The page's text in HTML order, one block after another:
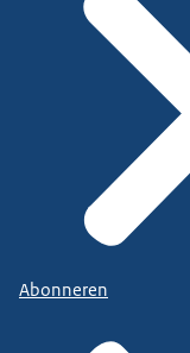
Abonneren